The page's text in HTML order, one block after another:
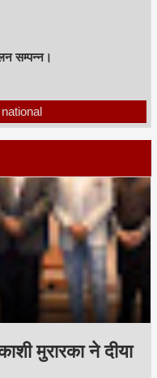
सम्पन्न।
मुरारका ने दीया